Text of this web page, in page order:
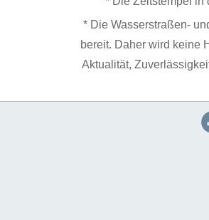
* Die Wasserstraßen-
bereit. Daher wird keine
Aktualität,